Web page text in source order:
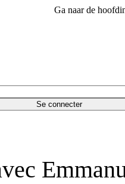
Ga naar de
Se connecter